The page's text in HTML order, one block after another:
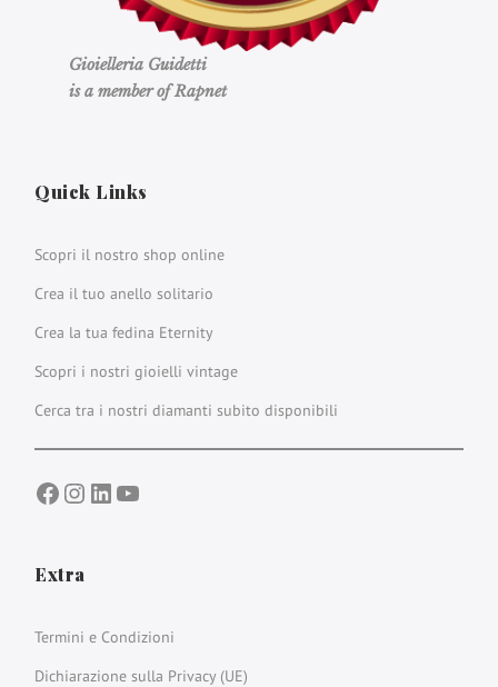
Gioielleria Guidetti
is a member of Rapnet
Quick Links
Scopri il nostro shop online
Crea il tuo anello solitario
Crea la tua fedina Eternity
Scopri i nostri gioielli vintage
Cerca tra i nostri diamanti subito disponibili
Facebook
Instagram
LinkedIn
YouTube
Extra
Termini e Condizioni
Dichiarazione sulla Privacy (UE)